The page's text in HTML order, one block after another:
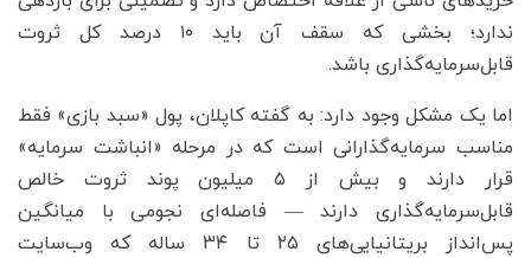
ندارد؛ بخشی که سقف آن باید ۱۰ درصد کل ثروت
قابل‌سرمایه‌گذاری باشد.
اما یک مشکل وجود دارد: به گفته کاپلان، پول «سبد بازی» فقط
مناسب سرمایه‌گذارانی است که در مرحله «انباشت سرمایه»
قرار دارند و بیش از ۵ میلیون پوند ثروت خالص
قابل‌سرمایه‌گذاری دارند — فاصله‌ای نجومی با میانگین
پس‌انداز بریتانیایی‌های ۲۵ تا ۳۴ ساله که وب‌سایت